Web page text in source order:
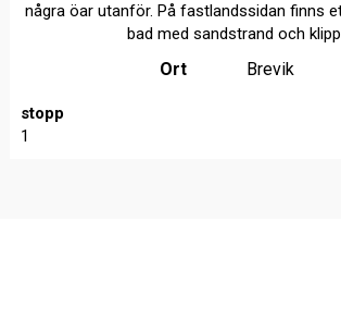
några öar utanför. På fastlandssidan finns
bad med sandstrand och
Ort Brevik
stopp
1